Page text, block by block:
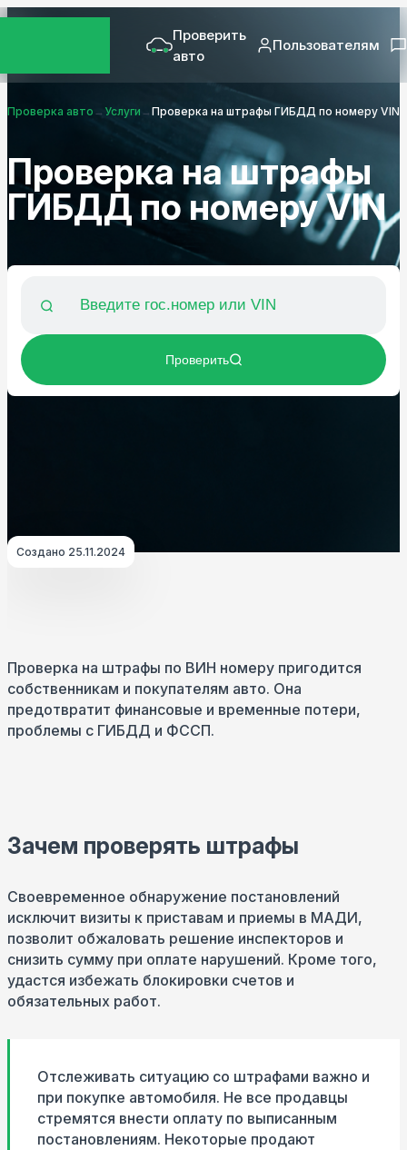
Проверить
авто
Пользователям
Проверка авто → Услуги → Проверка на штрафы ГИБДД по номеру VIN
Проверка на штрафы
ГИБДД по номеру VIN
Создано 25.11.2024
Проверка на штрафы по ВИН номеру пригодится
собственникам и покупателям авто. Она
предотвратит финансовые и временные потери,
проблемы с ГИБДД и ФССП.
Зачем проверять штрафы
Своевременное обнаружение постановлений
исключит визиты к приставам и приемы в МАДИ,
позволит обжаловать решение инспекторов и
снизить сумму при оплате нарушений. Кроме того,
удастся избежать блокировки счетов и
обязательных работ.
Отслеживать ситуацию со штрафами важно и
при покупке автомобиля. Не все продавцы
стремятся внести оплату по выписанным
постановлениям. Некоторые продают